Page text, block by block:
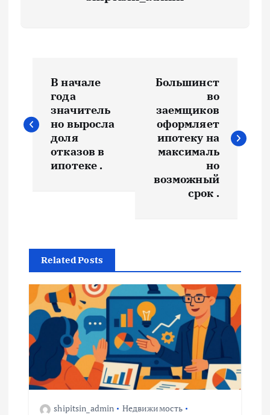
в
ц
и
я
п
о
з
В начале
года
значитель
но выросла
доля
отказов в
ипотеке .
Большинст
во
заемщиков
оформляет
ипотеку на
максималь
но
возможный
срок .
Related Posts
shipitsin_admin
Недвижимость